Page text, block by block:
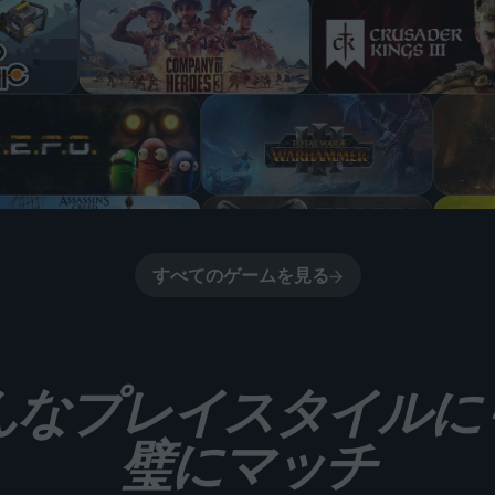
すべてのゲームを見る
なプレイスタイルに
璧にマッチ